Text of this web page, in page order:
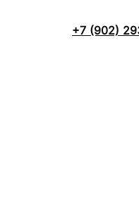
+7 (902)